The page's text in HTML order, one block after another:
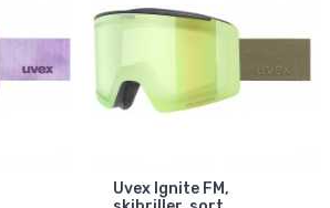
Uvex Ignite FM,